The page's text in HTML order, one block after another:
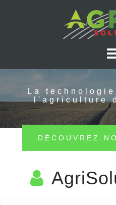
La
l'agriculture
DÉCOUVREZ